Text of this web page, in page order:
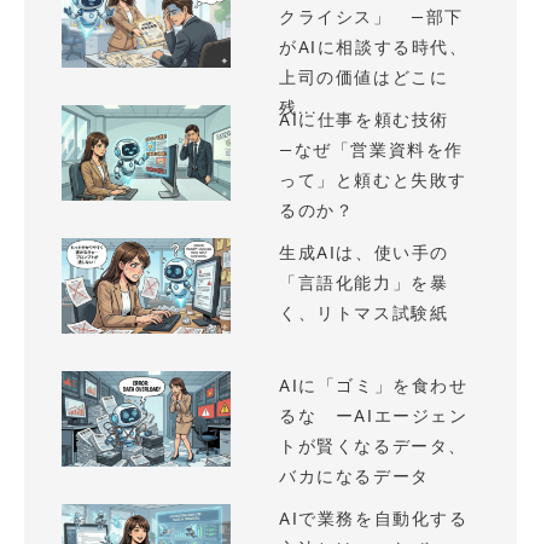
クライシス」 —部下
がAIに相談する時代、
上司の価値はどこに
残...
AIに仕事を頼む技術
—なぜ「営業資料を作
って」と頼むと失敗す
るのか？
生成AIは、使い手の
「言語化能力」を暴
く、リトマス試験紙
AIに「ゴミ」を食わせ
るな ーAIエージェン
トが賢くなるデータ、
バカになるデータ
AIで業務を自動化する